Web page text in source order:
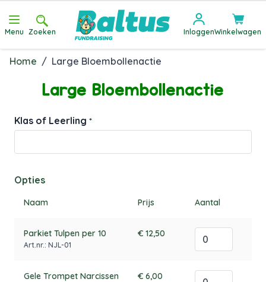
Ga direct door naar de inhoud
Menu Zoeken InloggenWinkelwagen
Home / Large Bloembollenactie
Large Bloembollenactie
Klas of Leerling *
Opties
Naam Prijs Aantal
Parkiet Tulpen per 10
Art.nr.: NJL-01
€ 12,50
Gele Trompet Narcissen
€ 6,00